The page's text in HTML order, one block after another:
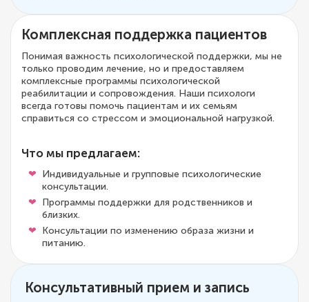
Комплексная поддержка пациентов
Понимая важность психологической поддержки, мы не
только проводим лечение, но и предоставляем
комплексные программы психологической
реабилитации и сопровождения. Наши психологи
всегда готовы помочь пациентам и их семьям
справиться со стрессом и эмоциональной нагрузкой.
Что мы предлагаем:
Индивидуальные и групповые психологические
консультации.
Программы поддержки для родственников и
близких.
Консультации по изменению образа жизни и
питанию.
Консультативный прием и запись